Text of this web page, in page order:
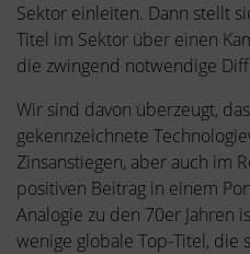
Sektor einleiten. Dann stellt
Titel im Sektor über einen
die zwingend notwendige
Wir sind davon überzeugt,
gekennzeichnete
Zinsanstiegen, aber auch im
positiven Beitrag in einem
Analogie zu den 70er Jahren
wenige globale Top-Titel, die